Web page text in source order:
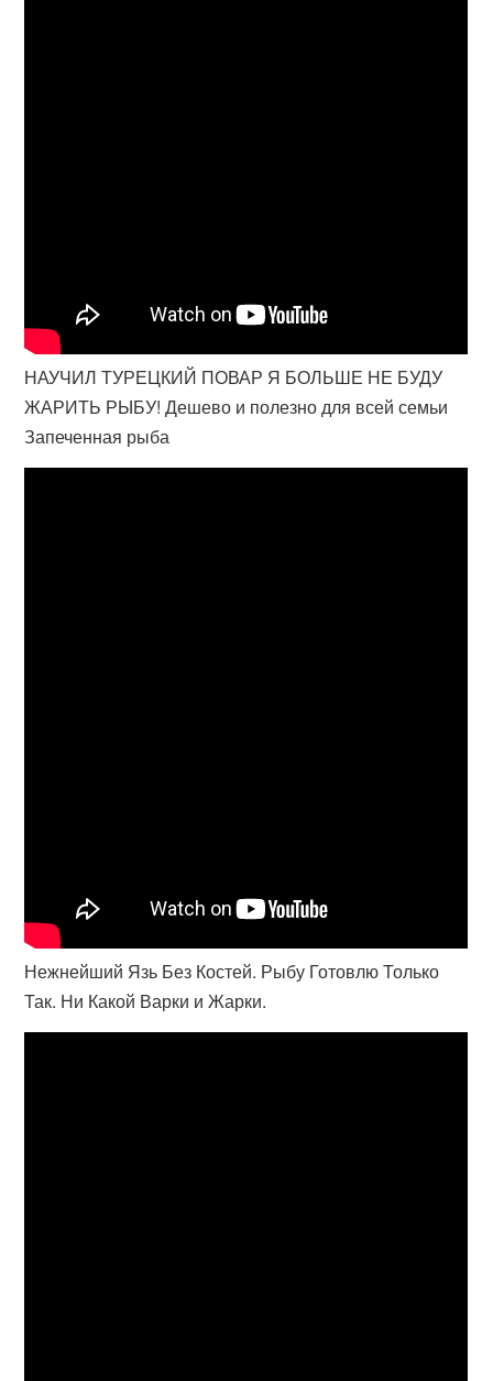
НАУЧИЛ ТУРЕЦКИЙ ПОВАР Я БОЛЬШЕ НЕ БУДУ
ЖАРИТЬ РЫБУ! Дешево и полезно для всей семьи
Запеченная рыба
Нежнейший Язь Без Костей. Рыбу Готовлю Только
Так. Ни Какой Варки и Жарки.